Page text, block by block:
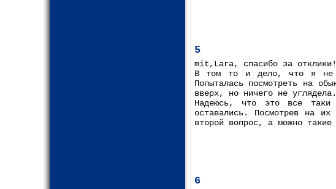
5
mit,Lara, спасибо за отклики!
В том то и дело, что я не
Попыталась посмотреть на
вверх, но ничего не углядела.
Надеюсь, что это все таки
оставались. Посмотрев на
второй вопрос, а можно такие
6